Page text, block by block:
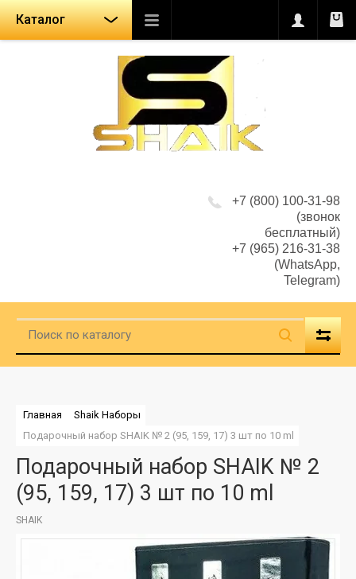
Каталог
+7 (800) 100-31-98
(звонок
бесплатный)
+7 (965) 216-31-38
(WhatsApp,
Telegram)
Главная
Shaik Наборы
Подарочный набор SHAIK № 2 (95, 159, 17) 3 шт по 10 ml
Подарочный набор SHAIK № 2
(95, 159, 17) 3 шт по 10 ml
SHAIK